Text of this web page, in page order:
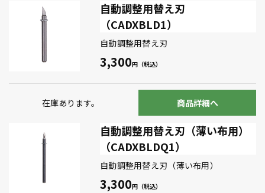
自動調整用替え刃
（CADXBLD1）
自動調整用替え刃
3,300
在庫あります。 商品詳細へ
自動調整用替え刃（薄い布用）
（CADXBLDQ1）
自動調整用替え刃（薄い布用）
3,300